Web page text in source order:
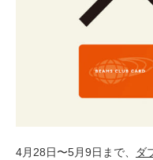
4月28日〜5月9日まで、 ダ